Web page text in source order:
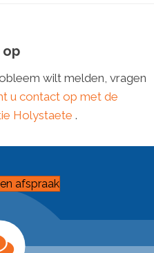
wilt melden, vragen
u contact op met de
Holystaete .
afspraak